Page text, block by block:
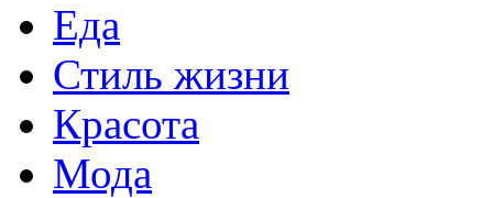
Еда
Стиль жизни
Красота
Мода